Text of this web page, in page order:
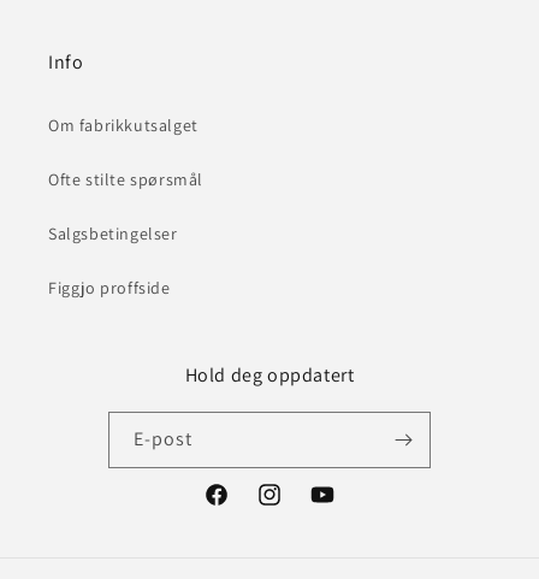
Info
Om fabrikkutsalget
Ofte stilte spørsmål
Salgsbetingelser
Figgjo proffside
Hold deg oppdatert
E-post
FacebookInstagramYouTube